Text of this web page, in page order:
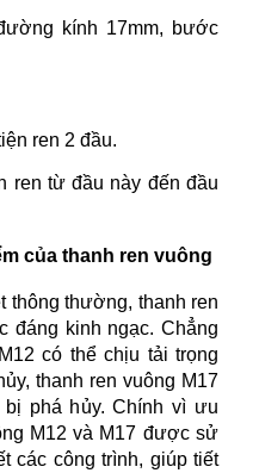
kính 17mm, bước
ren 2 đầu.
ren từ đầu này đến đầu
của thanh ren vuông
thông thường, thanh ren
đáng kinh ngạc. Chẳng
có thể chịu tải trọng
thanh ren vuông M17
phá hủy. Chính vì ưu
M12 và M17 được sử
các công trình, giúp tiết